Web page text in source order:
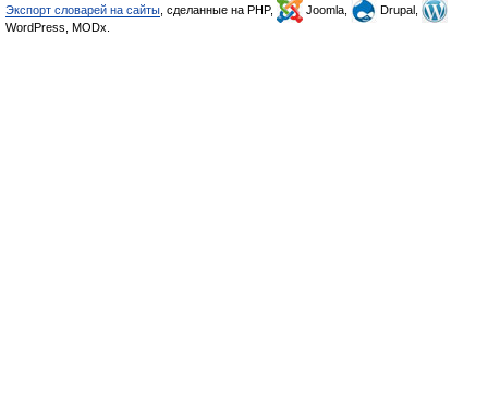
Экспорт словарей на сайты , сделанные на PHP, Joomla,
Drupal,
WordPress, MODx.